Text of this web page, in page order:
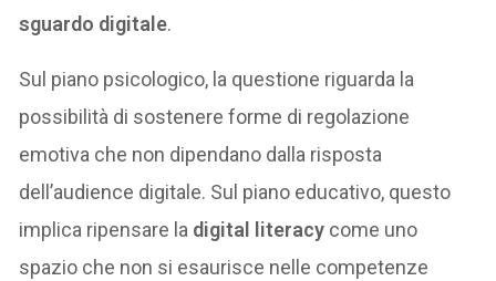
sguardo digitale.
Sul piano psicologico, la questione riguarda la
possibilità di sostenere forme di regolazione
emotiva che non dipendano dalla risposta
dell’audience digitale. Sul piano educativo, questo
implica ripensare la digital literacy come uno
spazio che non si esaurisce nelle competenze